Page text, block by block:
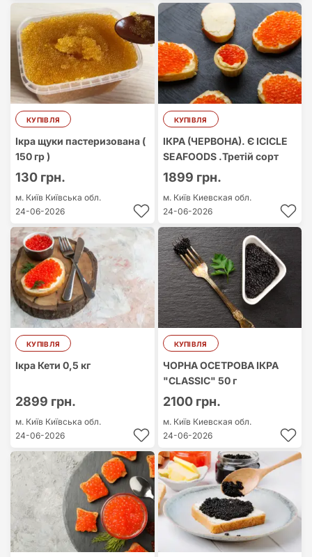
КУПІВЛЯ
Ікра щуки пастеризована (
150 гр )
130 грн.
м. Київ Київська обл.
24-06-2026
КУПІВЛЯ
ІКРА (ЧЕРВОНА). Є ICICLE
SEAFOODS .Третій сорт
1899 грн.
м. Київ Киевская обл.
24-06-2026
КУПІВЛЯ
Ікра Кети 0,5 кг
2899 грн.
м. Київ Київська обл.
24-06-2026
КУПІВЛЯ
ЧОРНА ОСЕТРОВА ІКРА
"CLASSIC" 50 г
2100 грн.
м. Київ Киевская обл.
24-06-2026